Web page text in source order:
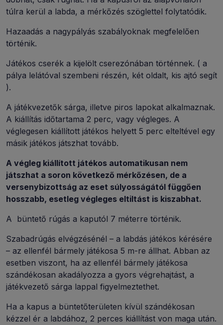
túlra kerül a labda, a mérkőzés szöglettel folytatódik.
Hazaadás a nagypályás szabályoknak megfelelően
történik.
Játékos cserék a kijelölt cserezónában történnek. ( a
pálya lelátóval szembeni részén, két oldalt, kis ajtó segít
).
A játékvezetők sárga, illetve piros lapokat alkalmaznak.
A kiállítás időtartama 2 perc, vagy végleges. A
véglegesen kiállított játékos helyett 5 perc elteltével egy
másik játékos játszhat tovább.
A végleg kiállított játékos automatikusan nem
játszhat a soron következő mérkőzésen, de a
versenybizottság az eset súlyosságától függően
hosszabb, esetleg végleges eltiltást is kiszabhat.
A büntető rúgás a kaputól 7 méterre történik.
Szabadrúgás elvégzésénél – a labdás játékos kérésére
– az ellenfél bármely játékosa 5 m-re állhat. Abban az
esetben viszont, ha az ellenfél bármely játékosa
szándékosan akadályozza a gyors végrehajtást, a
játékvezető sárga lappal figyelmeztethet.
Ha a kapus a büntetőterületen kívül szándékosan
kézzel ér a labdához, 2 perces kiállítást von maga után.